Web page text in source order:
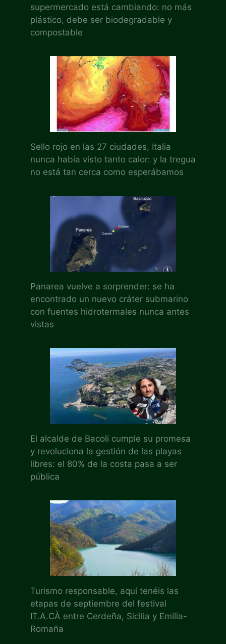
supermercado está cambiando: no más
plástico, debe ser biodegradable y
compostable
Sello rojo en las 27 ciudades, Italia
nunca había visto tanto calor: y la tregua
no está tan cerca como esperábamos
Panarea vuelve a sorprender: se ha
encontrado un nuevo cráter submarino
con fuentes hidrotermales nunca antes
vistas
El alcalde de Bacoli cumple su promesa
y revoluciona la gestión de las playas
libres: el 80% de la costa pasa a ser
pública
Turismo responsable, aquí tenéis las
etapas de septiembre del festival
IT.A.CÀ entre Cerdeña, Sicilia y Emilia-
Romaña